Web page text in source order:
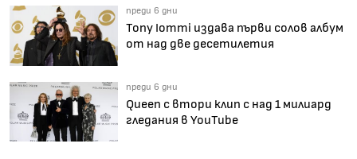
преди 6 дни
Tony Iommi издава първи солов албум
от над две десетилетия
преди 6 дни
Queen с втори клип с над 1 милиард
гледания в YouTube